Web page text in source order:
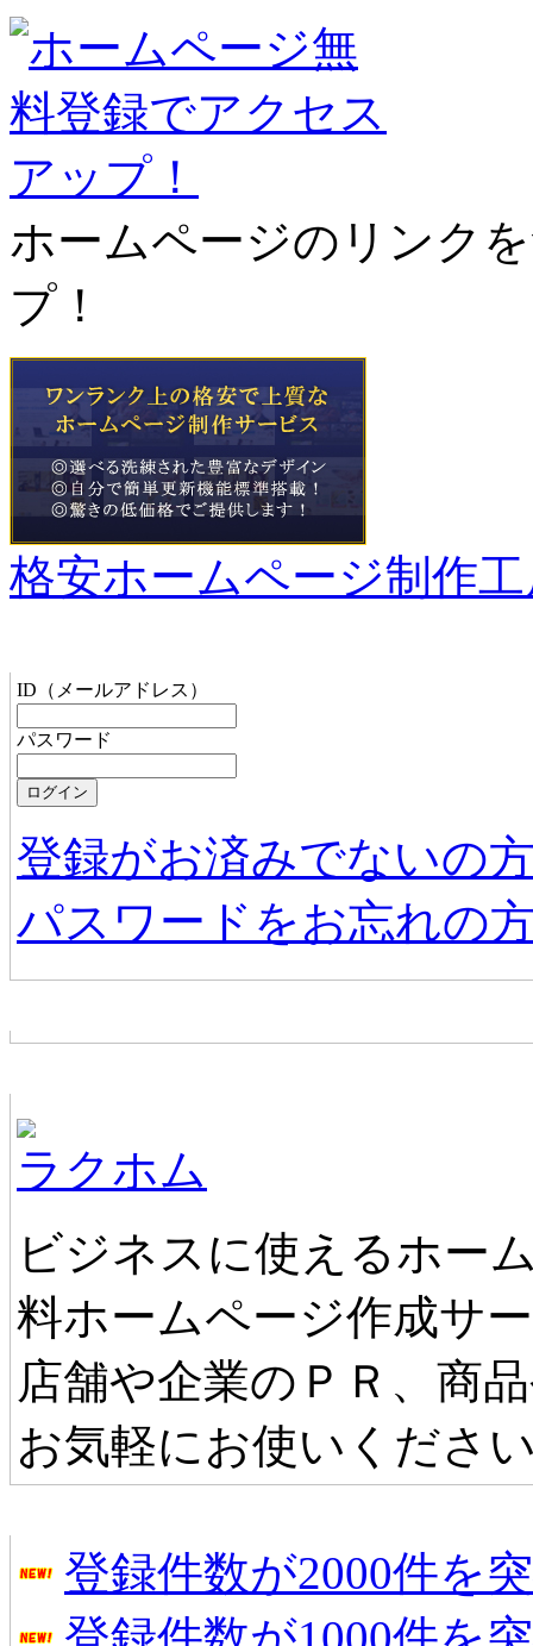
ホームページのリンク
プ！
格安ホームページ制作
ID（メールアドレス）
パスワード
登録がお済みでないの
パスワードをお忘れの
ラクホム
ビジネスに使えるホー
料ホームページ作成サ
店舗や企業のＰＲ、商
お気軽にお使いくださ
登録件数が2000件を